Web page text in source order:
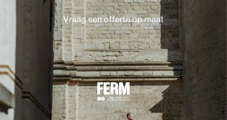
Vraageenofferteopmaat